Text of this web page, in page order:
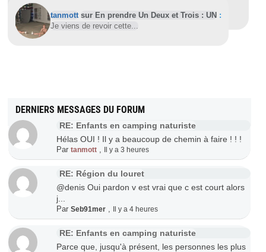
2005
Et voilà ! C’est fait ! C’était...
tanmott sur En prendre Un Deux et Trois : UN :
Je viens de revoir cette...
DERNIERS MESSAGES DU FORUM
RE: Enfants en camping naturiste
Hélas OUI ! Il y a beaucoup de chemin à faire ! ! !
Partanmott Il y a 3 heures
RE: Région du louret
@denis Oui pardon v est vrai que c est court alors
j...
ParSeb91mer Il y a 4 heures
RE: Enfants en camping naturiste
Parce que, jusqu'à présent, les personnes les plus